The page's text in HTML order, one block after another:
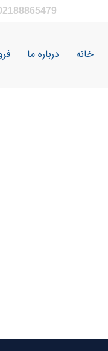
خانه درباره ما